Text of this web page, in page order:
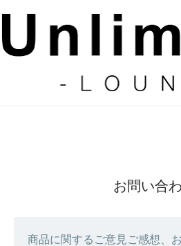
お問い合
商品に関するご意見ご感想、